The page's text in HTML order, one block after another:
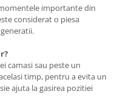
importante din
considerat o piesa
camasi sau peste un
timp, pentru a evita un
ajuta la gasirea pozitiei